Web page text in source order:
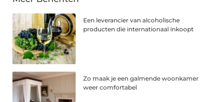
Een leverancier van alcoholische
producten die internationaal inkoopt
Zo maak je een galmende woonkamer
weer comfortabel